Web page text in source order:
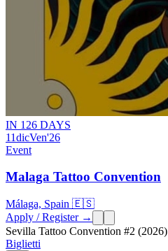
IN 126 DAYS
11dicVen'26
Event
Malaga Tattoo Convention
Málaga, Spain 🇪🇸
Apply / Register →
Sevilla Tattoo Convention #2 (2026)
Biglietti